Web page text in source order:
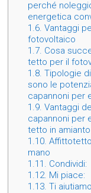
perché
energetica
1.6. Vantaggi
fotovoltaico
1.7. Cosa
tetto per il
1.8. Tipologie
sono le
capannoni per
1.9. Vantaggi
capannoni per
tetto in
1.10.
mano
1.11. Condividi:
1.12. Mi piace:
1.13. Ti